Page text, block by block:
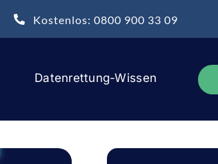
Kostenlos: 0800 900 33 09
Datenrettung-Wissen